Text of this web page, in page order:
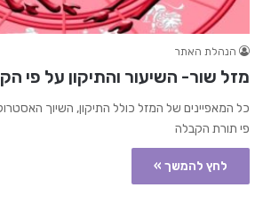
הנהלת האתר
מזל שור- השיעור והתיקון על פי
כל המאפיינים של המזל כולל התיקון, השיוך
פי תורת הקבלה
לחץ להמשך »